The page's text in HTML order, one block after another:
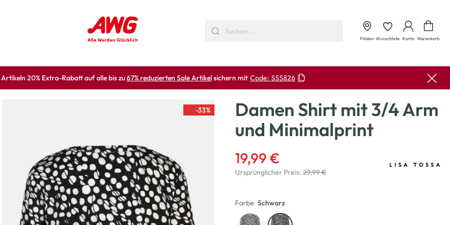
Filialen Wunschliste Konto Warenkorb
20% Extra-Rabatt auf alle bis zu67% reduzierten Sale Artikelsichern mit Code: SSS826
-33%
Damen Shirt mit 3/4 Arm
und Minimalprint
19,99 €
Ursprünglicher Preis: 29,99 €
Farbe Schwarz